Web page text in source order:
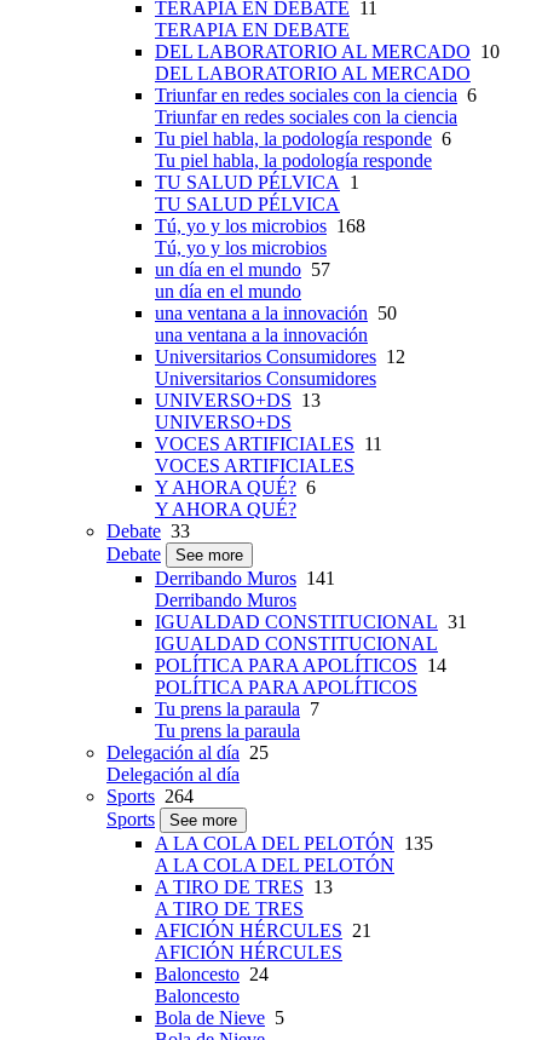
TERAPIA EN DEBATE 11
TERAPIA EN DEBATE
DEL LABORATORIO AL MERCADO 10
DEL LABORATORIO AL MERCADO
Triunfar en redes sociales con la ciencia 6
Triunfar en redes sociales con la ciencia
Tu piel habla, la podología responde 6
Tu piel habla, la podología responde
TU SALUD PÉLVICA 1
TU SALUD PÉLVICA
Tú, yo y los microbios 168
Tú, yo y los microbios
un día en el mundo 57
un día en el mundo
una ventana a la innovación 50
una ventana a la innovación
Universitarios Consumidores 12
Universitarios Consumidores
UNIVERSO+DS 13
UNIVERSO+DS
VOCES ARTIFICIALES 11
VOCES ARTIFICIALES
Y AHORA QUÉ? 6
Y AHORA QUÉ?
Debate 33
Debate
See more
Derribando Muros 141
Derribando Muros
IGUALDAD CONSTITUCIONAL 31
IGUALDAD CONSTITUCIONAL
POLÍTICA PARA APOLÍTICOS 14
POLÍTICA PARA APOLÍTICOS
Tu prens la paraula 7
Tu prens la paraula
Delegación al día 25
Delegación al día
Sports 264
Sports
See more
A LA COLA DEL PELOTÓN 135
A LA COLA DEL PELOTÓN
A TIRO DE TRES 13
A TIRO DE TRES
AFICIÓN HÉRCULES 21
AFICIÓN HÉRCULES
Baloncesto 24
Baloncesto
Bola de Nieve 5